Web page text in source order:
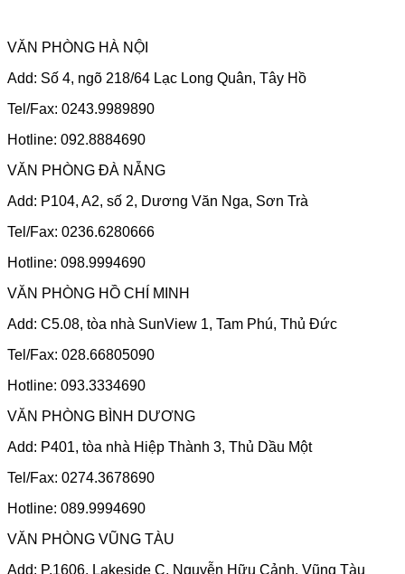
VĂN PHÒNG HÀ NỘI
Add: Số 4, ngõ 218/64 Lạc Long Quân, Tây Hồ
Tel/Fax: 0243.9989890
Hotline: 092.8884690
VĂN PHÒNG ĐÀ NẴNG
Add: P104, A2, số 2, Dương Văn Nga, Sơn Trà
Tel/Fax: 0236.6280666
Hotline: 098.9994690
VĂN PHÒNG HỒ CHÍ MINH
Add: C5.08, tòa nhà SunView 1, Tam Phú, Thủ Đức
Tel/Fax: 028.66805090
Hotline: 093.3334690
VĂN PHÒNG BÌNH DƯƠNG
Add: P401, tòa nhà Hiệp Thành 3, Thủ Dầu Một
Tel/Fax: 0274.3678690
Hotline: 089.9994690
VĂN PHÒNG VŨNG TÀU
Add: P.1606, Lakeside C, Nguyễn Hữu Cảnh, Vũng Tàu